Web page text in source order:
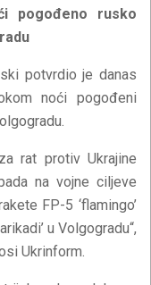
pogođeno rusko
potvrdio je danas
noći pogođeni
rat protiv Ukrajine
na vojne ciljeve
FP-5 ‘flamingo’
u Volgogradu“,
Ukrinform.